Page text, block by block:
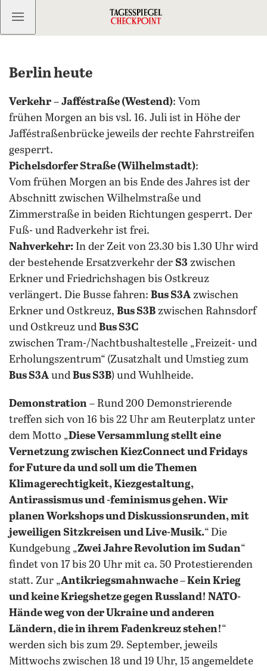
Kostenlos anmelden
Berlin heute
Verkehr – Jafféstraße (Westend): Vom
frühen Morgen an bis vsl. 16. Juli ist in Höhe der
Jafféstraßenbrücke jeweils der rechte Fahrstreifen
gesperrt.
Pichelsdorfer Straße (Wilhelmstadt):
Vom frühen Morgen an bis Ende des Jahres ist der
Abschnitt zwischen Wilhelmstraße und
Zimmerstraße in beiden Richtungen gesperrt. Der
Fuß- und Radverkehr ist frei.
Nahverkehr: In der Zeit von 23.30 bis 1.30 Uhr wird
der bestehende Ersatzverkehr der S3 zwischen
Erkner und Friedrichshagen bis Ostkreuz
verlängert. Die Busse fahren: Bus S3A zwischen
Erkner und Ostkreuz, Bus S3B zwischen Rahnsdorf
und Ostkreuz und Bus S3C
zwischen Tram-/Nachtbushaltestelle „Freizeit- und
Erholungszentrum“ (Zusatzhalt und Umstieg zum
Bus S3A und Bus S3B) und Wuhlheide.
Demonstration – Rund 200 Demonstrierende
treffen sich von 16 bis 22 Uhr am Reuterplatz unter
dem Motto „Diese Versammlung stellt eine
Vernetzung zwischen KiezConnect und Fridays
for Future da und soll um die Themen
Klimagerechtigkeit, Kiezgestaltung,
Antirassismus und -feminismus gehen. Wir
planen Workshops und Diskussionsrunden, mit
jeweiligen Sitzkreisen und Live-Musik.“ Die
Kundgebung „Zwei Jahre Revolution im Sudan“
findet von 17 bis 20 Uhr mit ca. 50 Protestierenden
statt. Zur „Antikriegsmahnwache – Kein Krieg
und keine Kriegshetze gegen Russland! NATO-
Hände weg von der Ukraine und anderen
Ländern, die in ihrem Fadenkreuz stehen!“
werden sich bis zum 29. September, jeweils
Mittwochs zwischen 18 und 19 Uhr, 15 angemeldete